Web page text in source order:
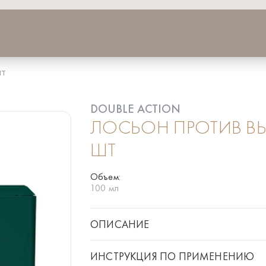
DOUBLE ACTION
ЛОСЬОН ПРОТИВ
ШТ
Объем:
100 мл
ОПИСАНИЕ
связанными с выпадением волос.
ИНСТРУКЦИЯ ПО ПРИМЕНЕНИЮ